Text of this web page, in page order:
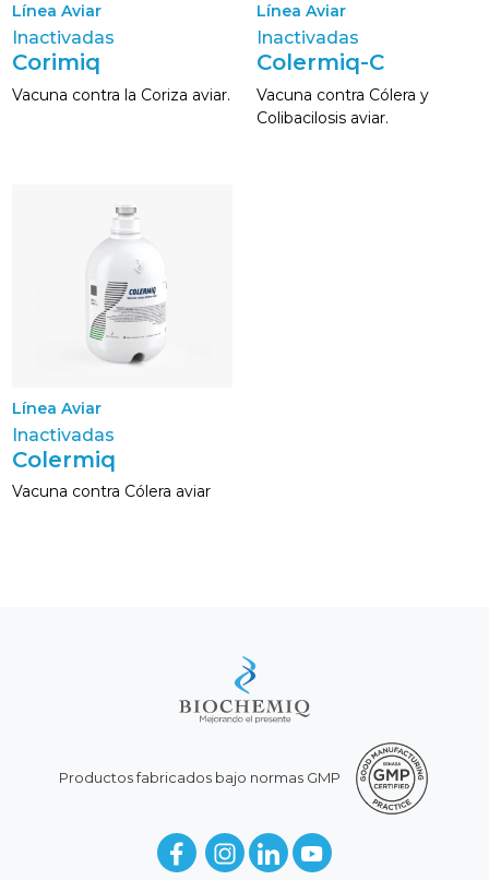
Línea Aviar
Inactivadas
Corimiq
Vacuna contra la Coriza aviar.
Línea Aviar
Inactivadas
Colermiq-C
Vacuna contra Cólera y
Colibacilosis aviar.
Línea Aviar
Inactivadas
Colermiq
Vacuna contra Cólera aviar
Productos fabricados bajo normas GMP